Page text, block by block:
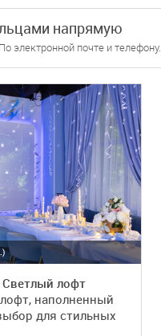
BOOKING
напрямую
электронной почте и телефону.
лофт
наполненный
для стильных